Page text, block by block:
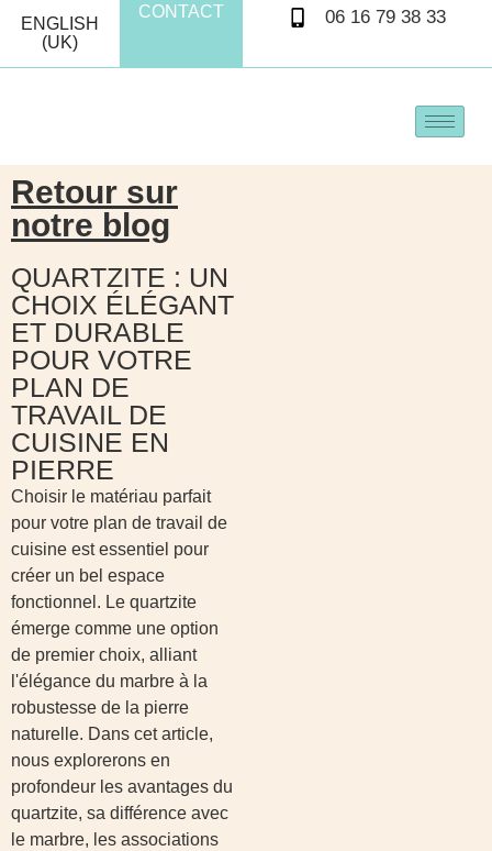
ENGLISH
(UK)
CONTACT 06 16 79 38 33
Retour sur
notre blog
QUARTZITE : UN
CHOIX ÉLÉGANT
ET DURABLE
POUR VOTRE
PLAN DE
TRAVAIL DE
CUISINE EN
PIERRE
Choisir le matériau parfait
pour votre plan de travail de
cuisine est essentiel pour
créer un bel espace
fonctionnel. Le quartzite
émerge comme une option
de premier choix, alliant
l'élégance du marbre à la
robustesse de la pierre
naturelle. Dans cet article,
nous explorerons en
profondeur les avantages du
quartzite, sa différence avec
le marbre, les associations